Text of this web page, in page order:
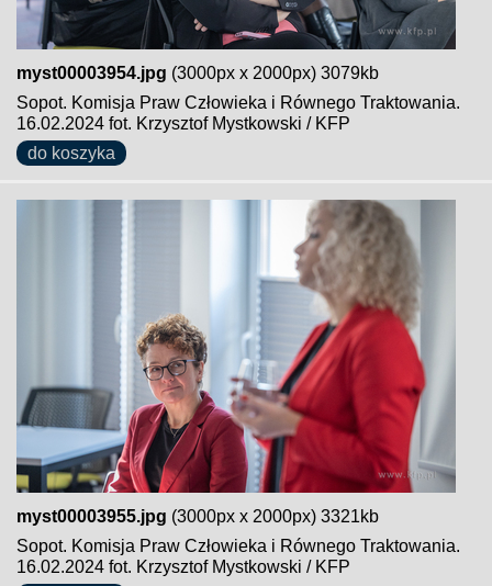
myst00003954.jpg (3000px x 2000px) 3079kb
Sopot. Komisja Praw Człowieka i Równego Traktowania.
16.02.2024 fot. Krzysztof Mystkowski / KFP
do koszyka
myst00003955.jpg (3000px x 2000px) 3321kb
Sopot. Komisja Praw Człowieka i Równego Traktowania.
16.02.2024 fot. Krzysztof Mystkowski / KFP